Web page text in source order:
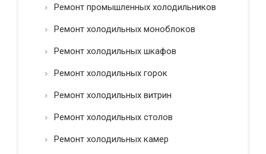
Ремонт промышленных холодильников
Ремонт холодильных моноблоков
Ремонт холодильных шкафов
Ремонт холодильных горок
Ремонт холодильных витрин
Ремонт холодильных столов
Ремонт холодильных камер